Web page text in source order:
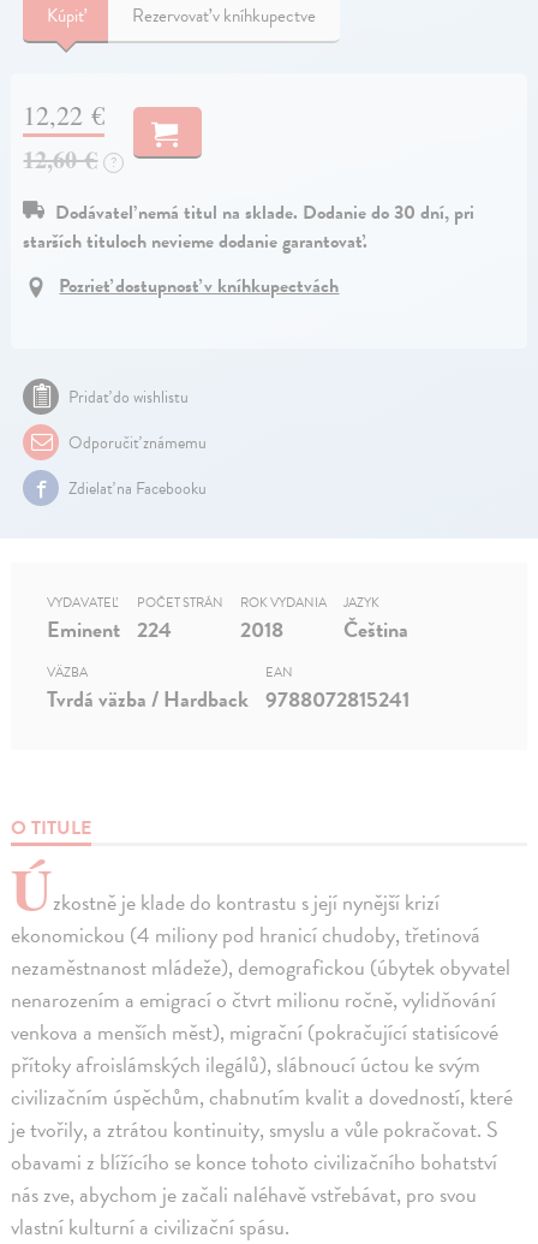
Kúpiť Rezervovať v kníhkupectve
12,22 €
12,60 € ?
Dodávateľ nemá titul na sklade. Dodanie do 30 dní, pri
starších tituloch nevieme dodanie garantovať.
Pozrieť dostupnosť v kníhkupectvách
Pridať do wishlistu
Odporučiť známemu
Zdielať na Facebooku
O TITULE
Úzkostně je klade do kontrastu s její nynější krizí
ekonomickou (4 miliony pod hranicí chudoby, třetinová
nezaměstnanost mládeže), demografickou (úbytek obyvatel
nenarozením a emigrací o čtvrt milionu ročně, vylidňování
venkova a menších měst), migrační (pokračující statisícové
přítoky afroislámských ilegálů), slábnoucí úctou ke svým
civilizačním úspěchům, chabnutím kvalit a dovedností, které
je tvořily, a ztrátou kontinuity, smyslu a vůle pokračovat. S
obavami z blížícího se konce tohoto civilizačního bohatství
nás zve, abychom je začali naléhavě vstřebávat, pro svou
vlastní kulturní a civilizační spásu.
VYDAVATEĽ
Eminent
POČET STRÁN
224
ROK VYDANIA
2018
JAZYK
Čeština
VÄZBA
Tvrdá väzba / Hardback
EAN
9788072815241